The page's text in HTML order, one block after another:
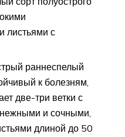
листьями с
раннеспелый
к болезням,
две-три ветки с
и сочными,
длиной до 50